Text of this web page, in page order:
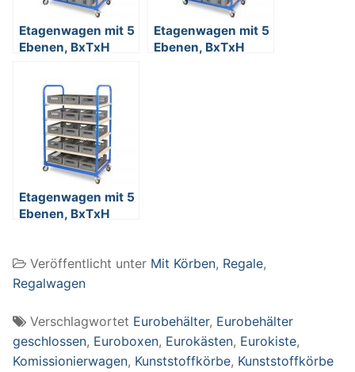
Etagenwagen mit 5
Ebenen, BxTxH
mm, 4 Lenkrollen,
bestückt mit 10
Euroboxen BxTxH
600x400x150 mm,
durchbrochen, mit
Durchfassgriffen
Etagenwagen mit 5
Ebenen, BxTxH
Etagenwagen mit 5
Ebenen, BxTxH
bestückt mit 15
Euroboxen BxTxH
durchbrochen, mit
Durchfassgriffen
Veröffentlicht unter Mit Körben, Regale,
Regalwagen
Verschlagwortet Eurobehälter, Eurobehälter
geschlossen, Euroboxen, Eurokästen, Eurokiste,
Komissionierwagen, Kunststoffkörbe, Kunststoffkörbe